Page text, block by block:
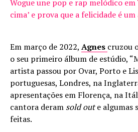
Wogue une pop e rap melódico em
cima’ e prova que a felicidade é
Em março de 2022, Agnes cruzou
o seu primeiro álbum de estúdio,
artista passou por Ovar, Porto e
portuguesas, Londres, na
apresentações em Florença, na
cantora deram sold oute algumas
feitas.